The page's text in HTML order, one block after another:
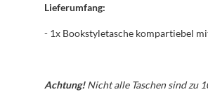
Lieferumfang:
- 1x Bookstyletasche kompartiebel
Achtung!Nicht alle Taschen sind zu